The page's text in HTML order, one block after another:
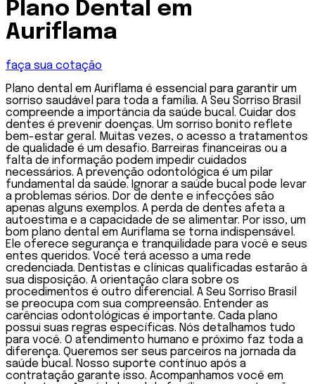
Plano Dental em
Auriflama
faça sua cotação
Plano dental em Auriflama é essencial para garantir um
sorriso saudável para toda a família. A Seu Sorriso Brasil
compreende a importância da saúde bucal. Cuidar dos
dentes é prevenir doenças. Um sorriso bonito reflete
bem-estar geral. Muitas vezes, o acesso a tratamentos
de qualidade é um desafio. Barreiras financeiras ou a
falta de informação podem impedir cuidados
necessários. A prevenção odontológica é um pilar
fundamental da saúde. Ignorar a saúde bucal pode levar
a problemas sérios. Dor de dente e infecções são
apenas alguns exemplos. A perda de dentes afeta a
autoestima e a capacidade de se alimentar. Por isso, um
bom plano dental em Auriflama se torna indispensável.
Ele oferece segurança e tranquilidade para você e seus
entes queridos. Você terá acesso a uma rede
credenciada. Dentistas e clínicas qualificadas estarão à
sua disposição. A orientação clara sobre os
procedimentos é outro diferencial. A Seu Sorriso Brasil
se preocupa com sua compreensão. Entender as
carências odontológicas é importante. Cada plano
possui suas regras específicas. Nós detalhamos tudo
para você. O atendimento humano e próximo faz toda a
diferença. Queremos ser seus parceiros na jornada da
saúde bucal. Nosso suporte contínuo após a
contratação garante isso. Acompanhamos você em